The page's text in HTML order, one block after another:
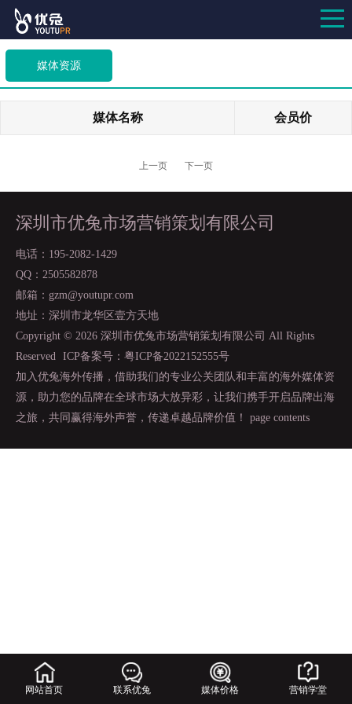
媒体资源
媒体名称 会员价
上一页 下一页
深圳市优兔市场营销策划有限公司
电话：195-2082-1429
QQ：2505582878
邮箱：gzm@youtupr.com
地址：深圳市龙华区壹方天地
Copyright © 2026 深圳市优兔市场营销策划有限公司 All Rights
Reserved
ICP备案号：粤ICP备2022152555号
加入优兔海外传播，借助我们的专业公关团队和丰富的海外媒体资
源，助力您的品牌在全球市场大放异彩，让我们携手开启品牌出海
之旅，共同赢得海外声誉，传递卓越品牌价值！ page contents
网站首页 联系优兔 媒体价格 营销学堂